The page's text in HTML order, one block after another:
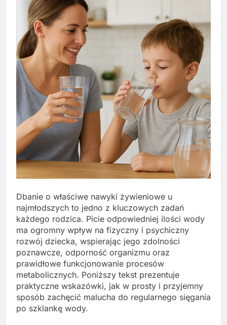
Dbanie o właściwe nawyki żywieniowe u
najmłodszych to jedno z kluczowych zadań
każdego rodzica. Picie odpowiedniej ilości wody
ma ogromny wpływ na fizyczny i psychiczny
rozwój dziecka, wspierając jego zdolności
poznawcze, odporność organizmu oraz
prawidłowe funkcjonowanie procesów
metabolicznych. Poniższy tekst prezentuje
praktyczne wskazówki, jak w prosty i przyjemny
sposób zachęcić malucha do regularnego sięgania
po szklankę wody.